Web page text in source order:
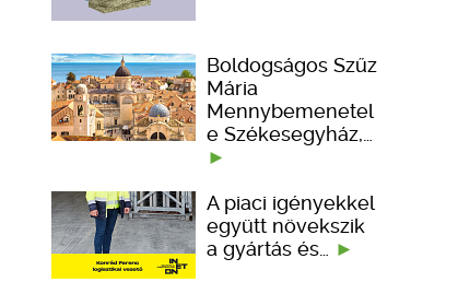
Boldogságos Szűz
Mária
Mennybemenetel
e Székesegyház,…
A piaci igényekkel
együtt növekszik
a gyártás és…